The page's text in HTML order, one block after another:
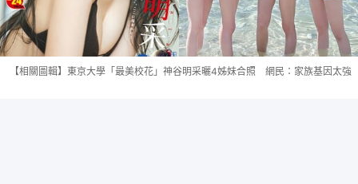
【相關圖輯】東京大學「最美校花」神谷明采曬4姊妹合照 網民：家族基因太強